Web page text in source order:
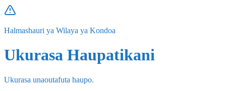
Halmashauri ya Wilaya ya Kondoa
Ukurasa Haupatikani
Ukurasa unaoutafuta haupo.